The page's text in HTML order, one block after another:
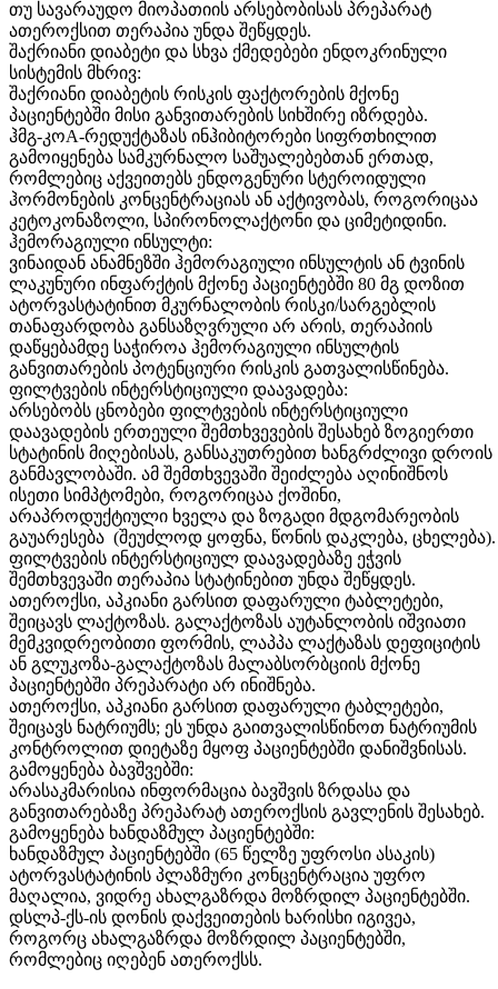
თუ სავარაუდო მიოპათიის არსებობისას პრეპარატ
ათეროქსით თერაპია უნდა შეწყდეს.
შაქრიანი დიაბეტი და სხვა ქმედებები ენდოკრინული
სისტემის მხრივ:
შაქრიანი დიაბეტის რისკის ფაქტორების მქონე
პაციენტებში მისი განვითარების სიხშირე იზრდება.
ჰმგ-კოА-რედუქტაზას ინჰიბიტორები სიფრთხილით
გამოიყენება სამკურნალო საშუალებებთან ერთად,
რომლებიც აქვეითებს ენდოგენური სტეროიდული
ჰორმონების კონცენტრაციას ან აქტივობას, როგორიცაა
კეტოკონაზოლი, სპირონოლაქტონი და ციმეტიდინი.
ჰემორაგიული ინსულტი:
ვინაიდან ანამნეზში ჰემორაგიული ინსულტის ან ტვინის
ლაკუნური ინფარქტის მქონე პაციენტებში 80 მგ დოზით
ატორვასტატინით მკურნალობის რისკი/სარგებლის
თანაფარდობა განსაზღვრული არ არის, თერაპიის
დაწყებამდე საჭიროა ჰემორაგიული ინსულტის
განვითარების პოტენციური რისკის გათვალისწინება.
ფილტვების ინტერსტიციული დაავადება:
არსებობს ცნობები ფილტვების ინტერსტიციული
დაავადების ერთეული შემთხვევების შესახებ ზოგიერთი
სტატინის მიღებისას, განსაკუთრებით ხანგრძლივი დროის
განმავლობაში. ამ შემთხვევაში შეიძლება აღინიშნოს
ისეთი სიმპტომები, როგორიცაა ქოშინი,
არაპროდუქტიული ხველა და ზოგადი მდგომარეობის
გაუარესება (შეუძლოდ ყოფნა, წონის დაკლება, ცხელება).
ფილტვების ინტერსტიციულ დაავადებაზე ეჭვის
შემთხვევაში თერაპია სტატინებით უნდა შეწყდეს.
ათეროქსი, აპკიანი გარსით დაფარული ტაბლეტები,
შეიცავს ლაქტოზას. გალაქტოზას აუტანლობის იშვიათი
მემკვიდრეობითი ფორმის, ლაპპა ლაქტაზას დეფიციტის
ან გლუკოზა-გალაქტოზას მალაბსორბციის მქონე
პაციენტებში პრეპარატი არ ინიშნება.
ათეროქსი, აპკიანი გარსით დაფარული ტაბლეტები,
შეიცავს ნატრიუმს; ეს უნდა გაითვალისწინოთ ნატრიუმის
კონტროლით დიეტაზე მყოფ პაციენტებში დანიშვნისას.
გამოყენება ბავშვებში:
არასაკმარისია ინფორმაცია ბავშვის ზრდასა და
განვითარებაზე პრეპარატ ათეროქსის გავლენის შესახებ.
გამოყენება ხანდაზმულ პაციენტებში:
ხანდაზმულ პაციენტებში (65 წელზე უფროსი ასაკის)
ატორვასტატინის პლაზმური კონცენტრაცია უფრო
მაღალია, ვიდრე ახალგაზრდა მოზრდილ პაციენტებში.
დსლპ-ქს-ის დონის დაქვეითების ხარისხი იგივეა,
როგორც ახალგაზრდა მოზრდილ პაციენტებში,
რომლებიც იღებენ ათეროქსს.